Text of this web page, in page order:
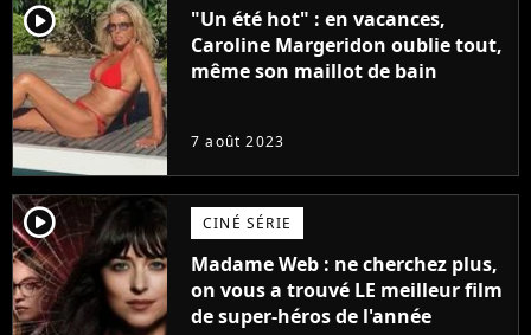
player2
"Un été hot" : en vacances,
Caroline Margeridon oublie tout,
même son maillot de bain
7 août 2023
player2 CINÉ SÉRIE
Madame Web : ne cherchez plus,
on vous a trouvé LE meilleur film
de super-héros de l'année